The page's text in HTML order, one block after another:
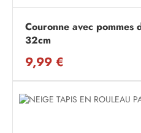
Couronne avec pommes
32cm
9,99 €